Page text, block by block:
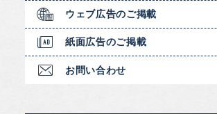
ウェブ広告のご掲載
紙面広告のご掲載
お問い合わせ